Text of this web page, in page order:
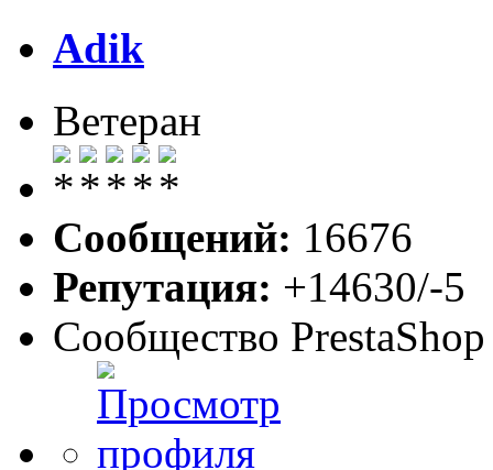
Adik
Ветеран
Сообщений: 16676
Репутация: +14630/-5
Сообщество PrestaShop